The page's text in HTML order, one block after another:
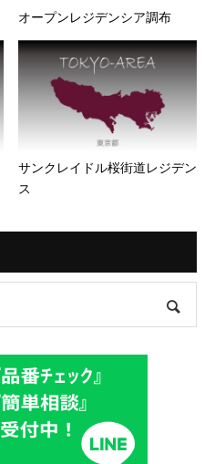
オープンレジデンシア調布
サンクレイドル桜街道レジデン
ス